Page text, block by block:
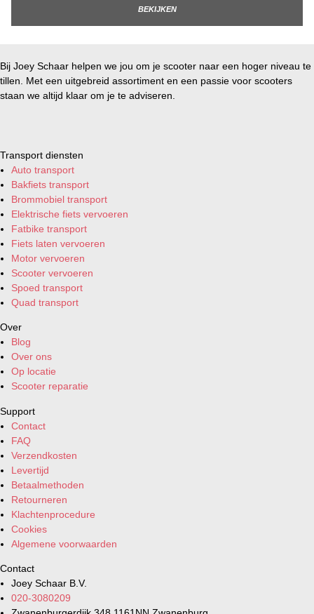
BEKIJKEN
Bij Joey Schaar helpen we jou om je scooter naar een hoger niveau te
tillen. Met een uitgebreid assortiment en een passie voor scooters
staan we altijd klaar om je te adviseren.
Transport diensten
Auto transport
Bakfiets transport
Brommobiel transport
Elektrische fiets vervoeren
Fatbike transport
Fiets laten vervoeren
Motor vervoeren
Scooter vervoeren
Spoed transport
Quad transport
Over
Blog
Over ons
Op locatie
Scooter reparatie
Support
Contact
FAQ
Verzendkosten
Levertijd
Betaalmethoden
Retourneren
Klachtenprocedure
Cookies
Algemene voorwaarden
Contact
Joey Schaar B.V.
020-3080209